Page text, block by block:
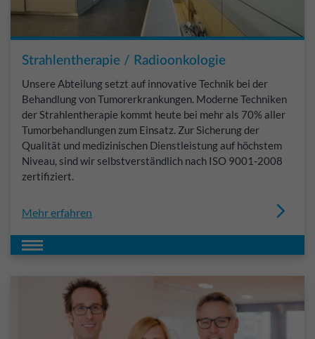
Strahlentherapie / Radioonkologie
Unsere Abteilung setzt auf innovative Technik bei der
Behandlung von Tumorerkrankungen. Moderne Techniken
der Strahlentherapie kommt heute bei mehr als 70% aller
Tumorbehandlungen zum Einsatz. Zur Sicherung der
Qualität und medizinischen Dienstleistung auf höchstem
Niveau, sind wir selbstverständlich nach ISO 9001-2008
zertifiziert.
Mehr erfahren